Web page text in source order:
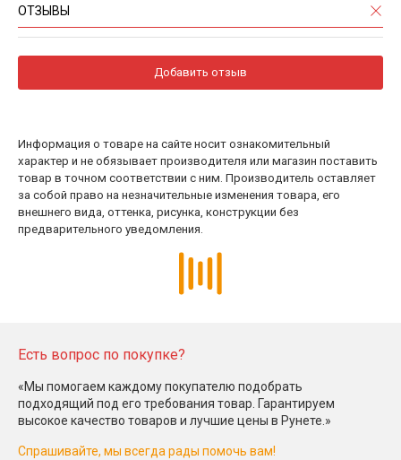
ОТЗЫВЫ
Добавить отзыв
Информация о товаре на сайте носит ознакомительный
характер и не обязывает производителя или магазин поставить
товар в точном соответствии с ним. Производитель оставляет
за собой право на незначительные изменения товара, его
внешнего вида, оттенка, рисунка, конструкции без
предварительного уведомления.
Есть вопрос по покупке?
«Мы помогаем каждому покупателю подобрать
подходящий под его требования товар. Гарантируем
высокое качество товаров и лучшие цены в Рунете.»
Спрашивайте, мы всегда рады помочь вам!